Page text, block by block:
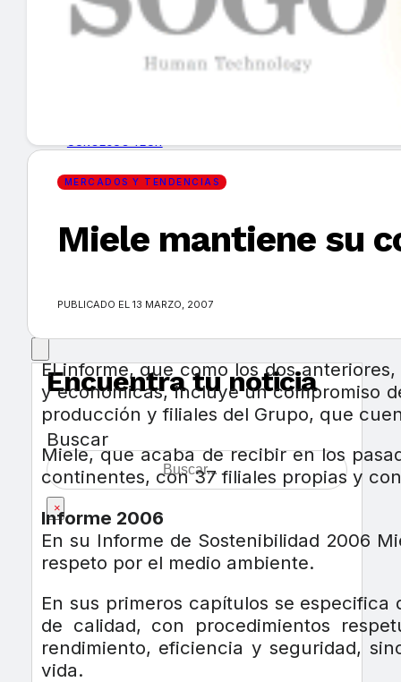
EMPRESAS
GUÍA DE COMPRA
MERCADOS Y TENDENCIAS
EVENTOS
Encuentra tu noticia
Buscar
×
MERCADOS Y TENDENCIAS
Miele mantiene su
PUBLICADO EL 13 MARZO, 2007
El informe, que como los dos
y económicas, incluye un compromiso
producción y filiales del Grupo, que
Miele, que acaba de recibir en los
continentes, con 37 filiales propias y
Informe 2006
En su Informe de Sostenibilidad 2006
respeto por el medio ambiente.
En sus primeros capítulos se
de calidad, con procedimientos
rendimiento, eficiencia y seguridad,
vida.